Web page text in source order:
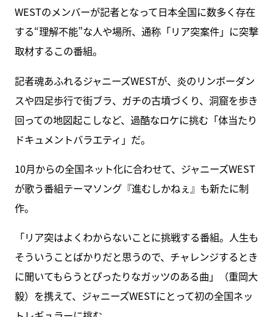
WESTのメンバーが記者となって日本全国に数多く存在
する“理解不能”な人や場所、通称「リア突案件」に突撃
取材するこの番組。
記者魂あふれるジャニーズWESTが、炎のリンボーダン
スや四足歩行で街ブラ、ガチの古墳づくり、洞窟を歩き
回っての地図起こしなど、過酷なロケに挑む「体当たり
ドキュメントバラエティ」だ。
10月からの全国ネット化に合わせて、ジャニーズWEST
が歌う番組テーマソング『進むしかねぇ』も新たに制
作。
「リア突はよくわからないことに挑戦する番組。人生も
そういうことばかりだと思うので、チャレンジするとき
に聞いてもらうとぴったりなガッツのある曲」（重岡大
毅）を携えて、ジャニーズWESTにとって初の全国ネッ